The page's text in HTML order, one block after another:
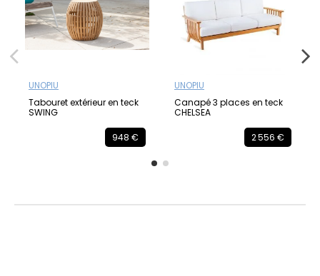
UNOPIU
Tabouret extérieur en teck
SWING
948 €
UNOPIU
Canapé 3 places en teck
CHELSEA
2 556 €